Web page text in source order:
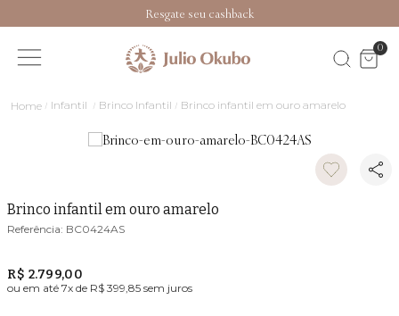
Resgate seu cashback
0
Infantil Brinco Infantil Brinco infantil em ouro amarelo
Brinco infantil em ouro amarelo
BC0424AS
R$ 2.799,00
ou em até 7x de R$ 399,85 sem juros